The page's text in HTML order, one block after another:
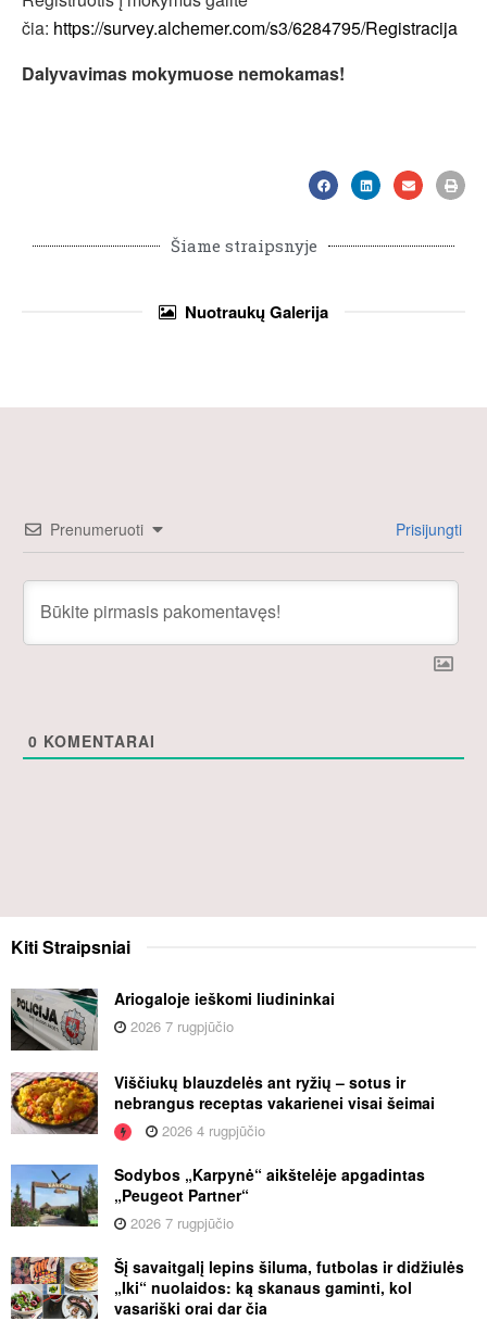
čia: https://survey.alchemer.com/s3/6284795/Registracija
Dalyvavimas mokymuose nemokamas!
Šiame straipsnyje
NuotraukųGalerija
Prenumeruoti Prisijungti
0 KOMENTARAI
KitiStraipsniai
Ariogaloje ieškomi liudininkai
2026 7 rugpjūčio
Viščiukų blauzdelės ant ryžių – sotus ir
nebrangus receptas vakarienei visai šeimai
2026 4 rugpjūčio
Sodybos „Karpynė“ aikštelėje apgadintas
„Peugeot Partner“
2026 7 rugpjūčio
Šį savaitgalį lepins šiluma, futbolas ir didžiulės
„Iki“ nuolaidos: ką skanaus gaminti, kol
vasariški orai dar čia